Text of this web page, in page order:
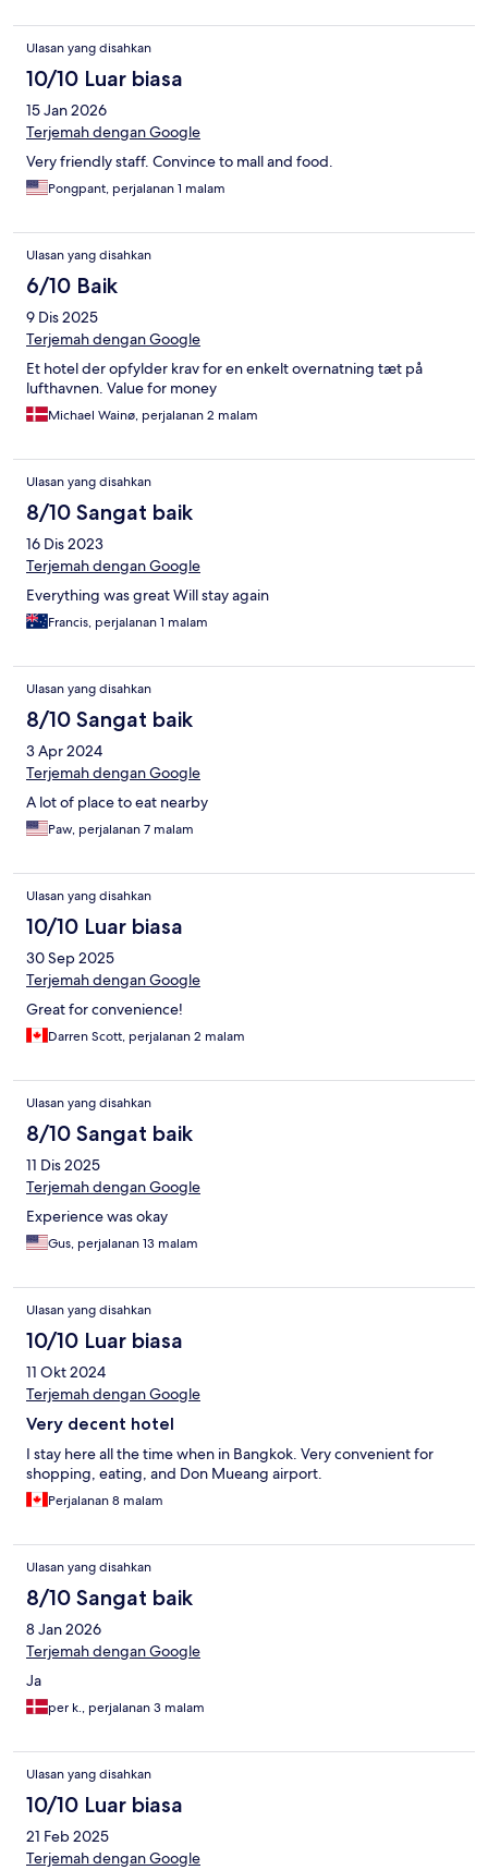
Ulasan yang disahkan
10/10 Luar biasa
15 Jan 2026
Terjemah dengan Google
Very friendly staff. Convince to mall and food.
Pongpant, perjalanan 1 malam
Ulasan yang disahkan
6/10 Baik
9 Dis 2025
Terjemah dengan Google
Et hotel der opfylder krav for en enkelt overnatning tæt på
lufthavnen. Value for money
Michael Wainø, perjalanan 2 malam
Ulasan yang disahkan
8/10 Sangat baik
16 Dis 2023
Terjemah dengan Google
Everything was great Will stay again
Francis, perjalanan 1 malam
Ulasan yang disahkan
8/10 Sangat baik
3 Apr 2024
Terjemah dengan Google
A lot of place to eat nearby
Paw, perjalanan 7 malam
Ulasan yang disahkan
10/10 Luar biasa
30 Sep 2025
Terjemah dengan Google
Great for convenience!
Darren Scott, perjalanan 2 malam
Ulasan yang disahkan
8/10 Sangat baik
11 Dis 2025
Terjemah dengan Google
Experience was okay
Gus, perjalanan 13 malam
Ulasan yang disahkan
10/10 Luar biasa
11 Okt 2024
Terjemah dengan Google
Very decent hotel
I stay here all the time when in Bangkok. Very convenient for
shopping, eating, and Don Mueang airport.
Perjalanan 8 malam
Ulasan yang disahkan
8/10 Sangat baik
8 Jan 2026
Terjemah dengan Google
Ja
per k., perjalanan 3 malam
Ulasan yang disahkan
10/10 Luar biasa
21 Feb 2025
Terjemah dengan Google